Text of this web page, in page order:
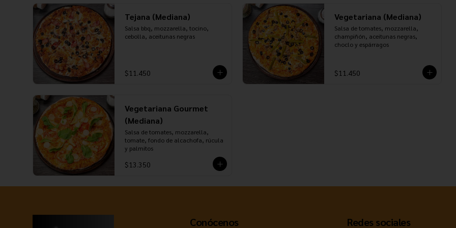
Tejana (Mediana)
Salsa bbq, mozzarella, tocino,
cebolla, aceitunas negras
$11.450
Vegetariana (Mediana)
Salsa de tomates, mozzarella,
champiñón, aceitunas negras,
choclo y espárragos
$11.450
Vegetariana Gourmet
(Mediana)
Salsa de tomates, mozzarella,
tomate, fondo de alcachofa, rúcula
y palmitos
$13.350
Conócenos Redes sociales